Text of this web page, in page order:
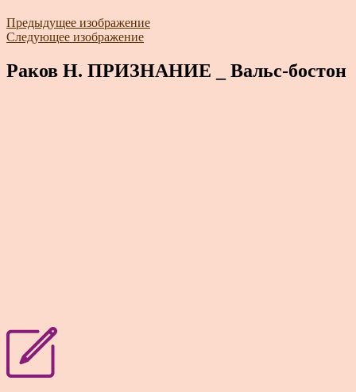
Предыдущее изображение
Следующее изображение
Раков Н. ПРИЗНАНИЕ _ Вальс-бостон